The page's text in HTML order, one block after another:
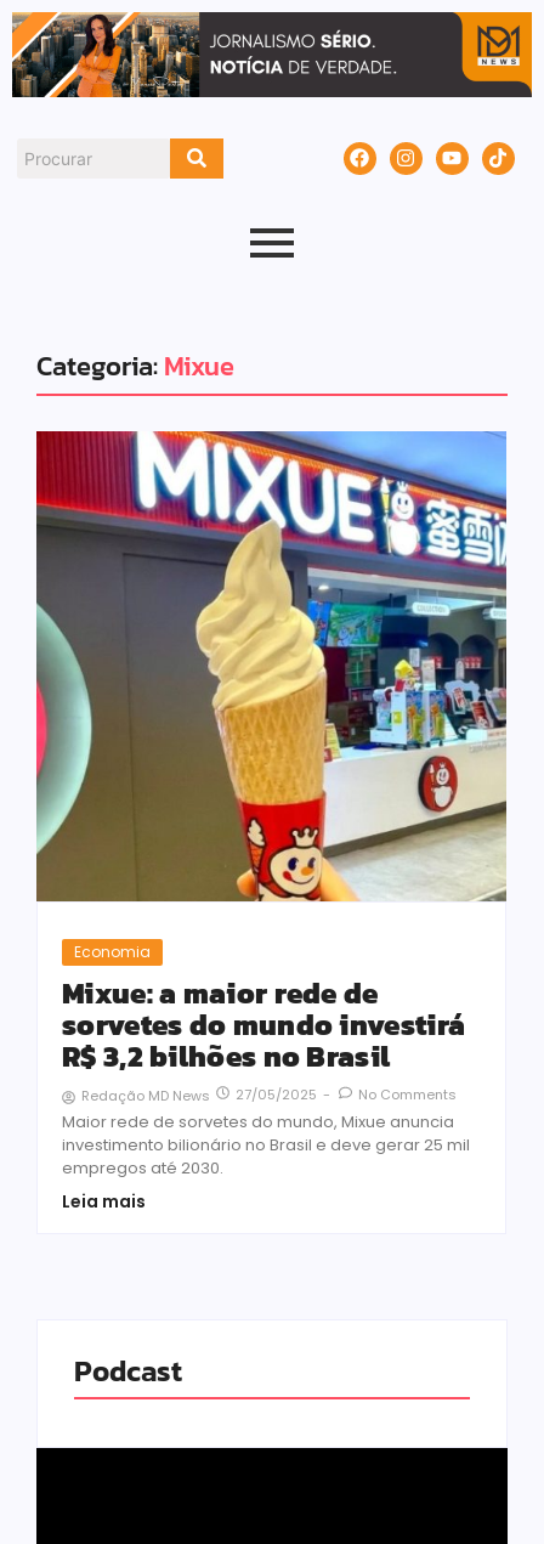
Categoria:Mixue
Economia
Mixue: a maior rede de
sorvetes do mundo investirá
R$ 3,2 bilhões no Brasil
Redação MD News 27/05/2025 - No Comments
Maior rede de sorvetes do mundo, Mixue anuncia
investimento bilionário no Brasil e deve gerar 25 mil
empregos até 2030.
Leia mais
Podcast